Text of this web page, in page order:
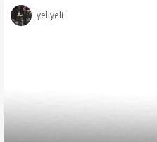
yeliyeli